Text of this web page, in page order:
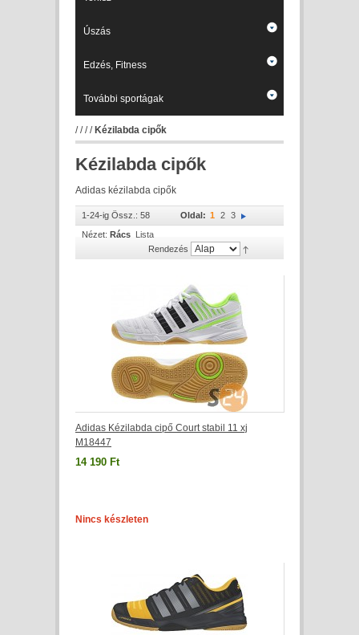
Úszás
Edzés, Fitness
További sportágak
//// Kézilabda cipők
Kézilabda cipők
Adidas kézilabda cipők
1-24-ig Össz.: 58 Oldal: 1 2
3
Nézet: Rács Lista
Rendezés
Adidas Kézilabda cipő Court stabil 11 xj
M18447
14 190 Ft
Nincs készleten